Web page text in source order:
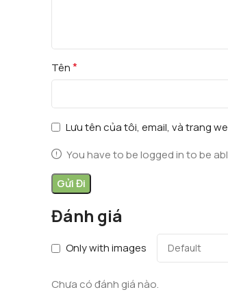
Đánh giá
Only with images
Chưa có đánh giá nào.
Tên*
Lưu tên của tôi, email, và trang
You have to be logged in to be